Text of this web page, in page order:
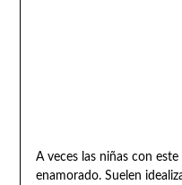
A veces las niñas con
enamorado. Suelen